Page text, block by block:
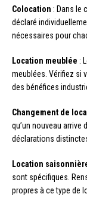
Colocation : Dans le
déclaré
nécessaires pour
Location meublée :
meublées. Vérifiez si
des bénéfices
Changement de
qu’un nouveau
déclarations
Location
sont spécifiques.
propres à ce type de